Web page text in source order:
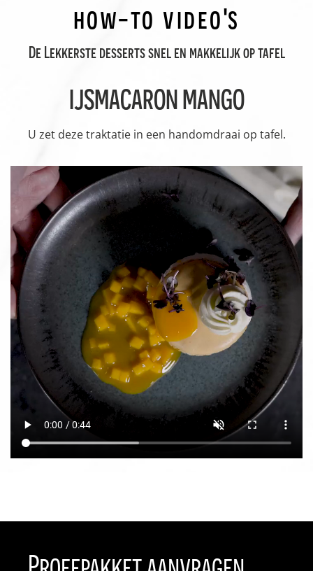
how-to video's
De Lekkerste desserts snel en makkelijk op tafel
IJSMACARON MANGO
U zet deze traktatie in een handomdraai op tafel.